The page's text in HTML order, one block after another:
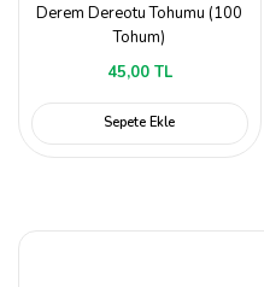
Derem Dereotu Tohumu (100
Tohum)
45,00 TL
Sepete Ekle